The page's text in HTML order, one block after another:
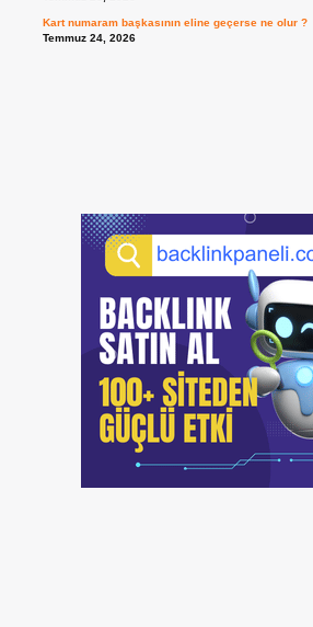
Kart numaram başkasının eline geçerse ne olur ?
Temmuz 24, 2026